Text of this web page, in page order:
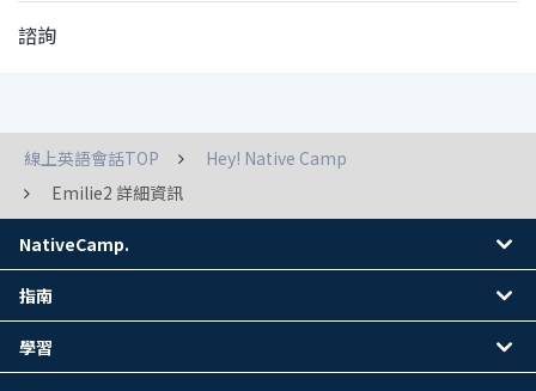
諮詢
線上英語會話TOP
Hey! Native Camp
Emilie2 詳細資訊
NativeCamp.
指南
學習